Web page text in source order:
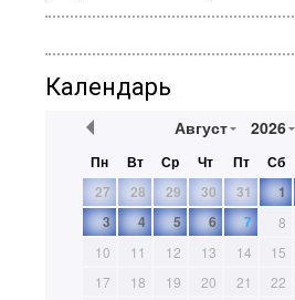
Календарь
Август 2026
Пн Вт Ср Чт Пт Сб
27
28 29 30 31 1
3
4 5 6 7 8
10
11 12 13 14 15
17
18 19 20 21 22